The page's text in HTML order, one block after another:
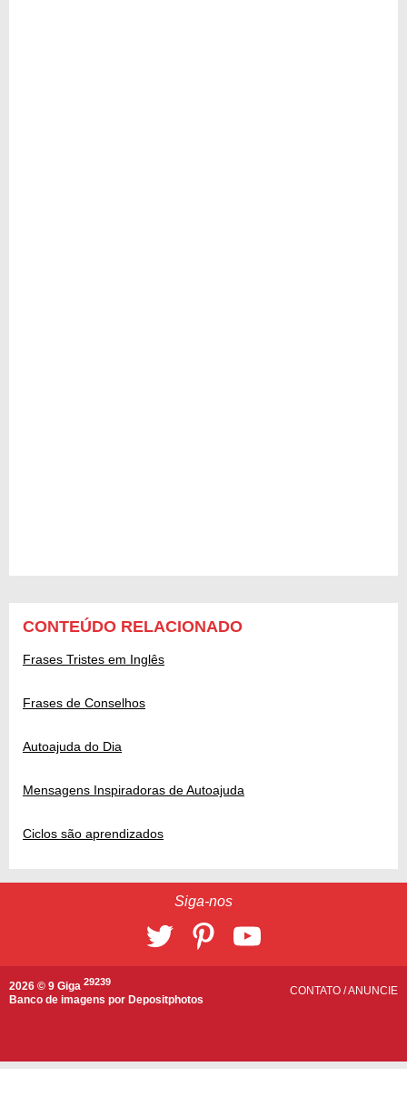
CONTEÚDO RELACIONADO
Frases Tristes em Inglês
Frases de Conselhos
Autoajuda do Dia
Mensagens Inspiradoras de Autoajuda
Ciclos são aprendizados
Siga-nos
2026 © 9 Giga 29239
Banco de imagens por Depositphotos
CONTATO /ANUNCIE